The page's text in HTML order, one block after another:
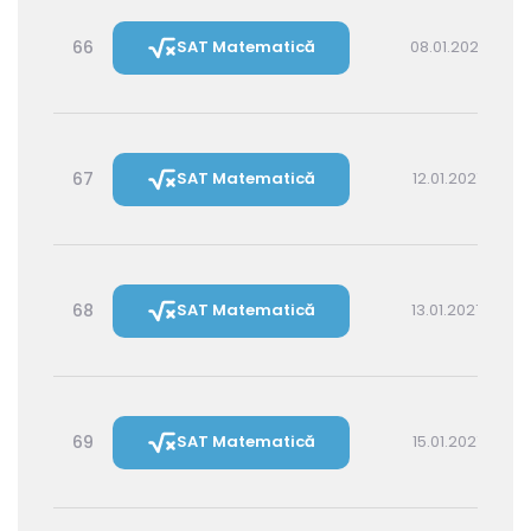
66 SAT Matematică 08.01.2027 16:00
67 SAT Matematică 12.01.2027 16:00
68 SAT Matematică 13.01.2027 14:30
69 SAT Matematică 15.01.2027 16:00